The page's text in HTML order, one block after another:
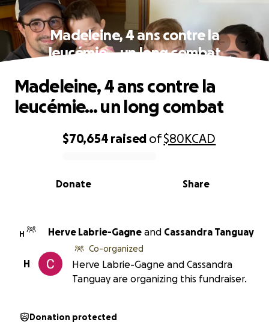
Madeleine, 4 ans contre la
leucémie… un long combat
0% complete
$70,654 raised of$80KCAD
Share
Donate
Madeleine, 4 ans contre la
leucémie… un long combat
H Herve Labrie-Gagne and Cassandra Tanguay
H
Co-organized
Herve Labrie-Gagne and Cassandra
Tanguay are organizing this fundraiser.
Donation protected